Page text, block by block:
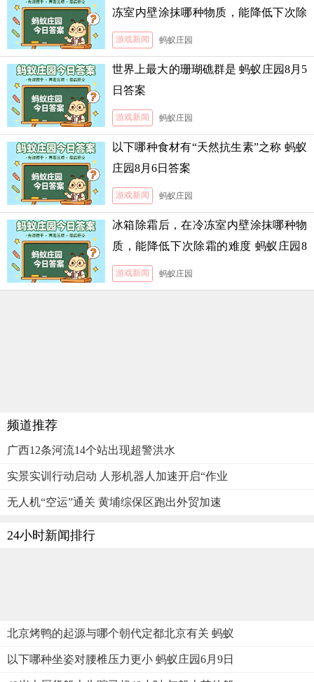
冻室内壁涂抹哪种物质，能降低下次除
霜的难度
游戏新闻 蚂蚁庄园
世界上最大的珊瑚礁群是 蚂蚁庄园8月5
日答案
游戏新闻 蚂蚁庄园
以下哪种食材有“天然抗生素”之称 蚂蚁
庄园8月6日答案
游戏新闻 蚂蚁庄园
冰箱除霜后，在冷冻室内壁涂抹哪种物
质，能降低下次除霜的难度 蚂蚁庄园8
月5日答案
游戏新闻 蚂蚁庄园
频道推荐
广西12条河流14个站出现超警洪水
实景实训行动启动 人形机器人加速开启“作业
无人机“空运”通关 黄埔综保区跑出外贸加速
24小时新闻排行
北京烤鸭的起源与哪个朝代定都北京有关 蚂蚁
以下哪种坐姿对腰椎压力更小 蚂蚁庄园6月9日